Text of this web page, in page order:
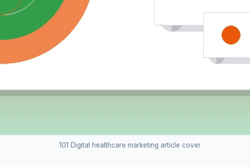
101 Digital healthcare marketing article cover